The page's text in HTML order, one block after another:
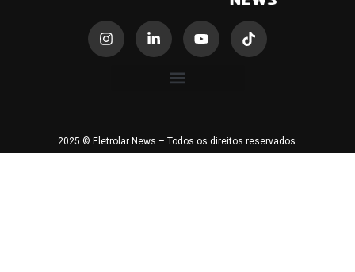
2025 © Eletrolar News – Todos os direitos reservados.